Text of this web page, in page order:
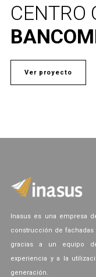
CENTRO
Ver proyecto
Inasus es una empresa
construcción de
gracias a un equipo
experiencia y a la
generación.